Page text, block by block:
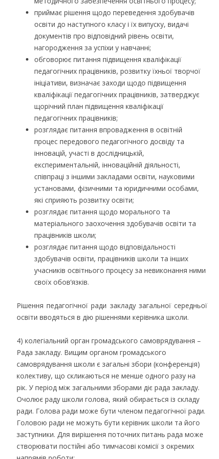
приймає рішення щодо переведення здобувачів
освіти до наступного класу і їх випуску, видачі
документів про відповідний рівень освіти,
нагородження за успіхи у навчанні;
обговорює питання підвищення кваліфікації
педагогічних працівників, розвитку їхньої творчої
ініціативи, визначає заходи щодо підвищення
кваліфікації педагогічних працівників, затверджує
щорічний план підвищення кваліфікації
педагогічних працівників;
розглядає питання впровадження в освітній
процес передового педагогічного досвіду та
інновацій, участі в дослідницькій,
експериментальній, інноваційній діяльності,
співпраці з іншими закладами освіти, науковими
установами, фізичними та юридичними особами,
які сприяють розвитку освіти;
розглядає питання щодо морального та
матеріального заохочення здобувачів освіти та
працівників школи;
розглядає питання щодо відповідальності
здобувачів освіти, працівників школи та інших
учасників освітнього процесу за невиконання ними
своїх обов’язків.
Рішення педагогічної ради закладу загальної середньої
освіти вводяться в дію рішеннями керівника школи.
4) колегіальний орган громадського самоврядування –
Рада закладу. Вищим органом громадського
самоврядування школи є загальні збори (конференція)
колективу, що скликаються не менше одного разу на
рік. У період між загальними зборами діє рада закладу.
Очолює раду школи голова, який обирається із складу
ради. Голова ради може бути членом педагогічної ради.
Головою ради не можуть бути керівник школи та його
заступники. Для вирішення поточних питань рада може
створювати постійні або тимчасові комісії з окремих